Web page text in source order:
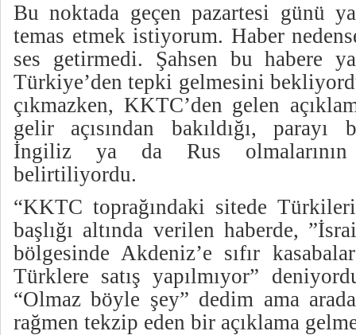
Bu noktada geçen pazartesi günü
temas etmek istiyorum. Haber
ses getirmedi. Şahsen bu habere
Türkiye’den tepki gelmesini
çıkmazken, KKTC’den gelen
gelir açısından bakıldığı, parayı
İngiliz ya da Rus olmalarının
belirtiliyordu.
“KKTC toprağındaki sitede
başlığı altında verilen haberde,
bölgesinde Akdeniz’e sıfır
Türklere satış yapılmıyor”
“Olmaz böyle şey” dedim ama
rağmen tekzip eden bir açıklama